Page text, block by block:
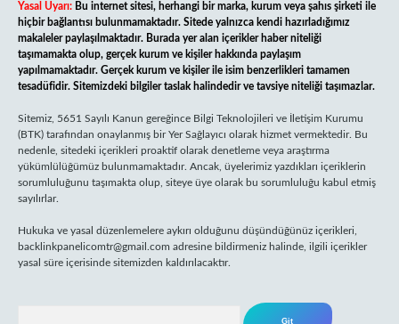
Yasal Uyarı: Bu internet sitesi, herhangi bir marka, kurum veya şahıs şirketi ile
hiçbir bağlantısı bulunmamaktadır. Sitede yalnızca kendi hazırladığımız
makaleler paylaşılmaktadır. Burada yer alan içerikler haber niteliği
taşımamakta olup, gerçek kurum ve kişiler hakkında paylaşım
yapılmamaktadır. Gerçek kurum ve kişiler ile isim benzerlikleri tamamen
tesadüfidir. Sitemizdeki bilgiler taslak halindedir ve tavsiye niteliği taşımazlar.
Sitemiz, 5651 Sayılı Kanun gereğince Bilgi Teknolojileri ve İletişim Kurumu
(BTK) tarafından onaylanmış bir Yer Sağlayıcı olarak hizmet vermektedir. Bu
nedenle, sitedeki içerikleri proaktif olarak denetleme veya araştırma
yükümlülüğümüz bulunmamaktadır. Ancak, üyelerimiz yazdıkları içeriklerin
sorumluluğunu taşımakta olup, siteye üye olarak bu sorumluluğu kabul etmiş
sayılırlar.
Hukuka ve yasal düzenlemelere aykırı olduğunu düşündüğünüz içerikleri,
backlinkpanelicomtr@gmail.com adresine bildirmeniz halinde, ilgili içerikler
yasal süre içerisinde sitemizden kaldırılacaktır.